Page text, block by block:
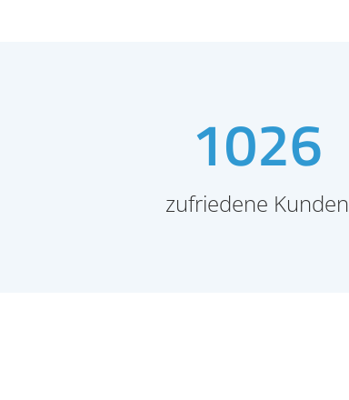
1026
zufriedene Kunden